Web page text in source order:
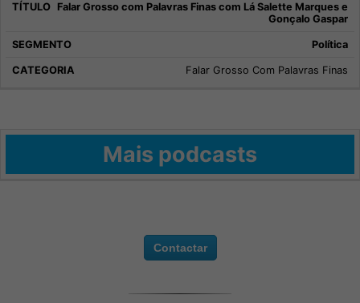
Falar Grosso com Palavras Finas com Lá Salette Marques e
Gonçalo Gaspar
Política
Falar Grosso Com Palavras Finas
Mais podcasts
Contactar